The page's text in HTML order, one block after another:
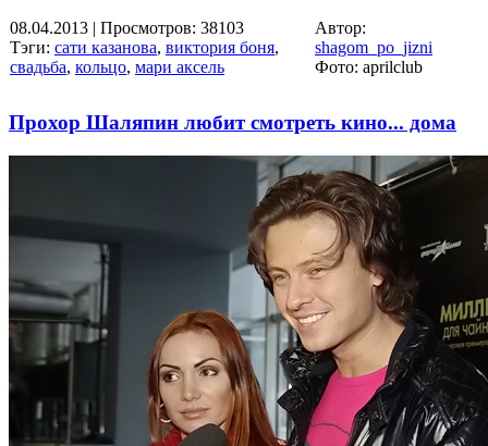
08.04.2013 | Просмотров: 38103
Тэги: сати казанова, виктория боня,
свадьба, кольцо, мари аксель
Автор:
shagom_po_jizni
Фото: aprilclub
Прохор Шаляпин любит смотреть кино... дома